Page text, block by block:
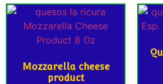
Mozzarella cheese
product